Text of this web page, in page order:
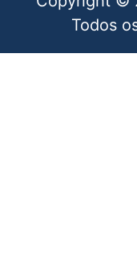
Todos